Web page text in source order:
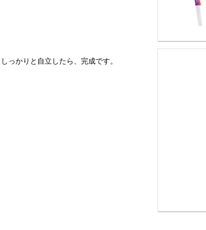
しっかりと自立したら、完成です。